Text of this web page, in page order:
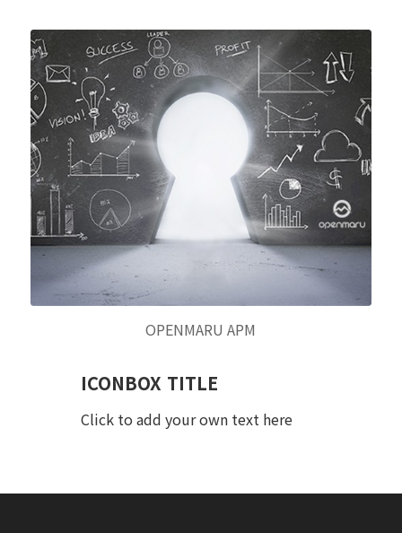
OPENMARU APM
ICONBOX TITLE
Click to add your own text here